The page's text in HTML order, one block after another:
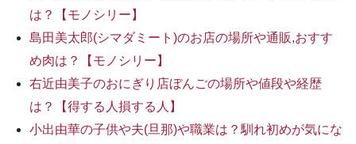
は？【モノシリー】
島田美太郎(シマダミート)のお店の場所や通販,おすす
め肉は？【モノシリー】
右近由美子のおにぎり店ぼんごの場所や値段や経歴
は？【得する人損する人】
小出由華の子供や夫(旦那)や職業は？馴れ初めが気にな